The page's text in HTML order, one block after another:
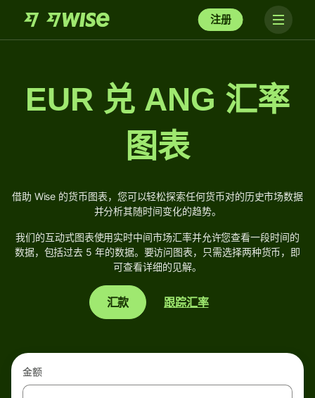
注册
EUR 兑 ANG 汇率
图表
借助 Wise 的货币图表，您可以轻松探索任何货币对的历史市场数据
并分析其随时间变化的趋势。
我们的互动式图表使用实时中间市场汇率并允许您查看一段时间的
数据，包括过去 5 年的数据。要访问图表，只需选择两种货币，即
可查看详细的见解。
汇款 跟踪汇率
金额